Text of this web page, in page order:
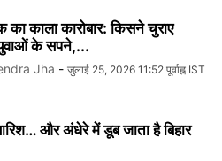
का काला कारोबार: किसने चुराए
के सपने,...
Jha - जुलाई 25, 2026 11:52 पूर्वाह्न IST
और अंधेरे में डूब जाता है बिहार